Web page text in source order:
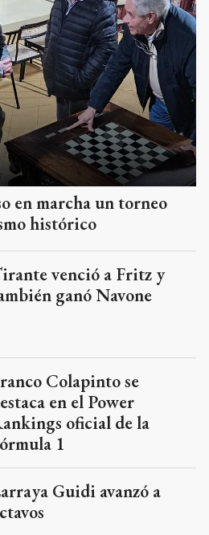
en marcha un torneo
histórico
venció a Fritz y
ganó Navone
Colapinto se
en el Power
oficial de la
1
Guidi avanzó a